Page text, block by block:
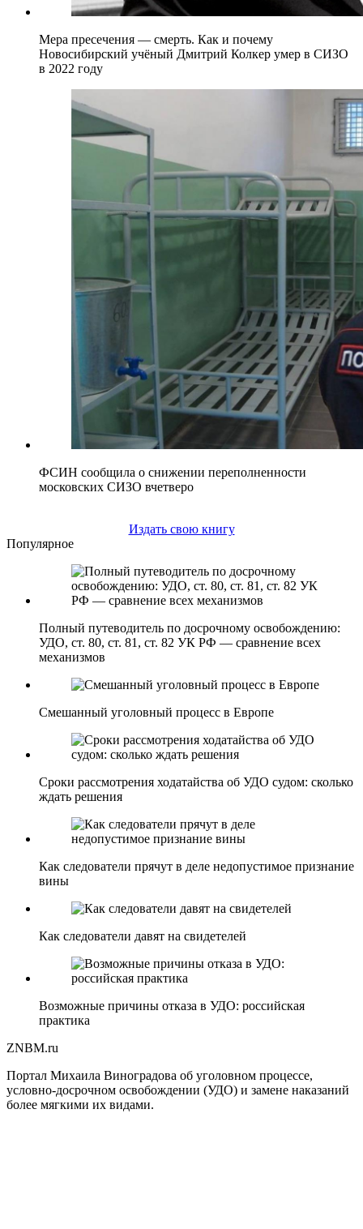
Мера пресечения — смерть. Как и почему
Новосибирский учёный Дмитрий Колкер умер в СИЗО
в 2022 году
ФСИН сообщила о снижении переполненности
московских СИЗО вчетверо
Издать свою книгу
Популярное
Полный путеводитель по досрочному освобождению:
УДО, ст. 80, ст. 81, ст. 82 УК РФ — сравнение всех
механизмов
Смешанный уголовный процесс в Европе
Сроки рассмотрения ходатайства об УДО судом: сколько
ждать решения
Как следователи прячут в деле недопустимое признание
вины
Как следователи давят на свидетелей
Возможные причины отказа в УДО: российская
практика
ZNBM.ru
Портал Михаила Виноградова об уголовном процессе,
условно-досрочном освобождении (УДО) и замене наказаний
более мягкими их видами.